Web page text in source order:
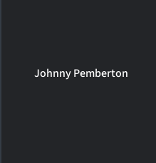
Johnny Pemberton